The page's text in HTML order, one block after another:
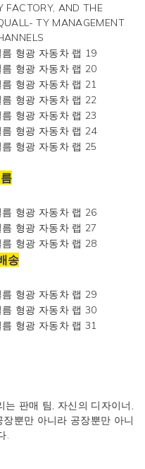
FACTORY, AND THE
TY MANAGEMENT
송
는 판매 팀, 자신의 디자이너,
뿐만 아니라 공장뿐만 아니
.